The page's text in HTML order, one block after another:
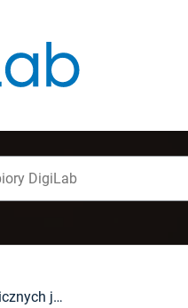
Dydaktyka w doktrynach pedagogicznych jako podstawa przemian edukacyjnych